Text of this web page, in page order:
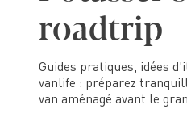
roadtrip
Guides pratiques, idées
vanlife : préparez
van aménagé avant le